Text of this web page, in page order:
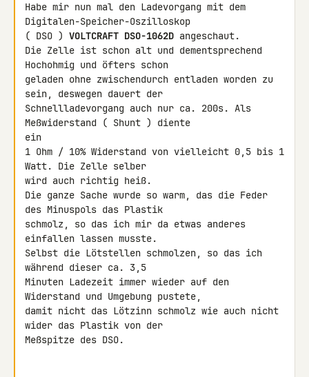
Habe mir nun mal den Ladevorgang mit dem
Digitalen-Speicher-Oszilloskop
( DSO ) VOLTCRAFT DSO-1062D angeschaut.
Die Zelle ist schon alt und dementsprechend
Hochohmig und öfters schon
geladen ohne zwischendurch entladen worden zu
sein, deswegen dauert der
Schnellladevorgang auch nur ca. 200s. Als
Meßwiderstand ( Shunt ) diente
ein
1 Ohm / 10% Widerstand von vielleicht 0,5 bis 1
Watt. Die Zelle selber
wird auch richtig heiß.
Die ganze Sache wurde so warm, das die Feder
des Minuspols das Plastik
schmolz, so das ich mir da etwas anderes
einfallen lassen musste.
Selbst die Lötstellen schmolzen, so das ich
während dieser ca. 3,5
Minuten Ladezeit immer wieder auf den
Widerstand und Umgebung pustete,
damit nicht das Lötzinn schmolz wie auch nicht
wider das Plastik von der
Meßspitze des DSO.